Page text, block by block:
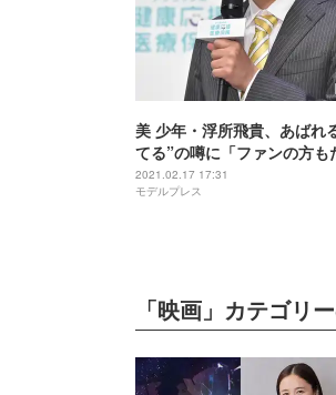
美 少年・浮所飛貴、あばれ
てる”の噂に「ファンの方も
てくれる」
2021.02.17 17:31
モデルプレス
「映画」カテゴリ